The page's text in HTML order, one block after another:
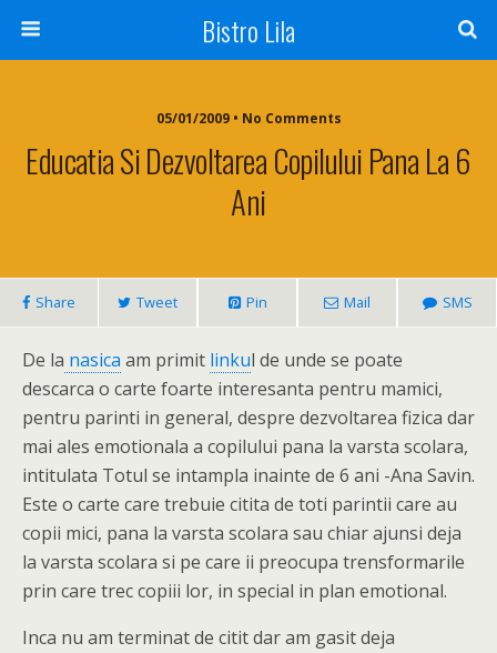
Bistro Lila
05/01/2009 • No Comments
Educatia Si Dezvoltarea Copilului Pana La 6
Ani
Share Tweet Pin Mail SMS
De la nasica am primit linkul de unde se poate
descarca o carte foarte interesanta pentru mamici,
pentru parinti in general, despre dezvoltarea fizica dar
mai ales emotionala a copilului pana la varsta scolara,
intitulata Totul se intampla inainte de 6 ani -Ana Savin.
Este o carte care trebuie citita de toti parintii care au
copii mici, pana la varsta scolara sau chiar ajunsi deja
la varsta scolara si pe care ii preocupa trensformarile
prin care trec copiii lor, in special in plan emotional.
Inca nu am terminat de citit dar am gasit deja